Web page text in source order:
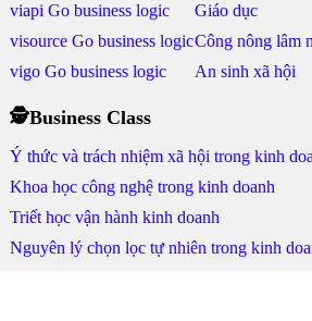
viapi Go business logic
visource Go business logic
vigo Go business logic
Giáo dục
Công nông lâm
An sinh xã hội
🕵Business Class
Ý thức và trách nhiệm xã hội trong kinh
Khoa học công nghệ trong kinh doanh
Triết học vận hành kinh doanh
Nguyên lý chọn lọc tự nhiên trong kinh